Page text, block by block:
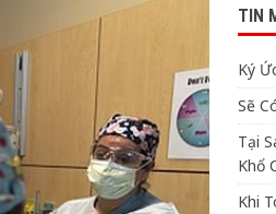
TIN
Ký
Sẽ
Tại
Khổ
Khi